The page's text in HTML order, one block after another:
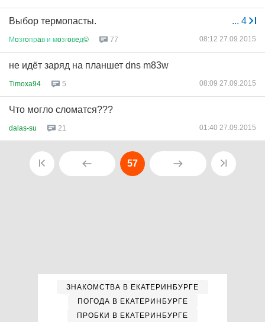
... 4
Выбор термопасты.
Мoзгoпрaв и мoзгoвeд© 77 08:12 27.09.2015
не идёт заряд на планшет dns m83w
Timoxa94 5 08:09 27.09.2015
Что могло сломатся???
dalas-su 21 01:40 27.09.2015
57
ЗНАКОМСТВА В ЕКАТЕРИНБУРГЕ
ПОГОДА В ЕКАТЕРИНБУРГЕ
ПРОБКИ В ЕКАТЕРИНБУРГЕ